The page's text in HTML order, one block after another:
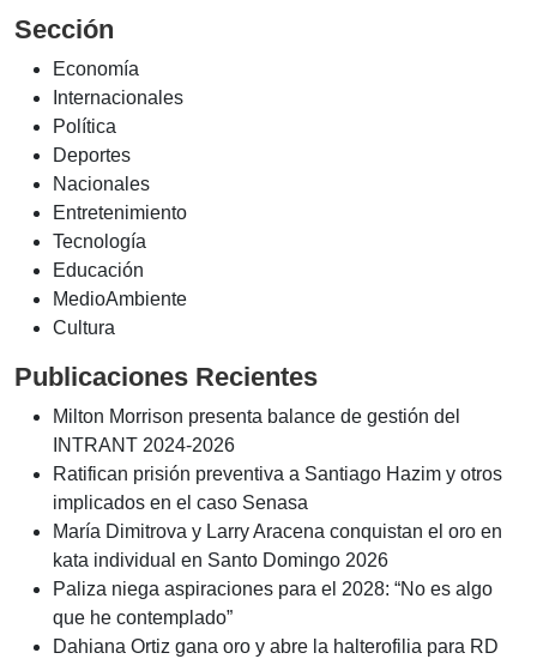
Sección
Economía
Internacionales
Política
Deportes
Nacionales
Entretenimiento
Tecnología
Educación
MedioAmbiente
Cultura
Publicaciones Recientes
Milton Morrison presenta balance de gestión del
INTRANT 2024-2026
Ratifican prisión preventiva a Santiago Hazim y otros
implicados en el caso Senasa
María Dimitrova y Larry Aracena conquistan el oro en
kata individual en Santo Domingo 2026
Paliza niega aspiraciones para el 2028: “No es algo
que he contemplado”
Dahiana Ortiz gana oro y abre la halterofilia para RD